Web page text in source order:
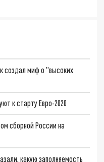
создал миф о "высоких
к старту Евро-2020
сборной России на
какую заполняемость